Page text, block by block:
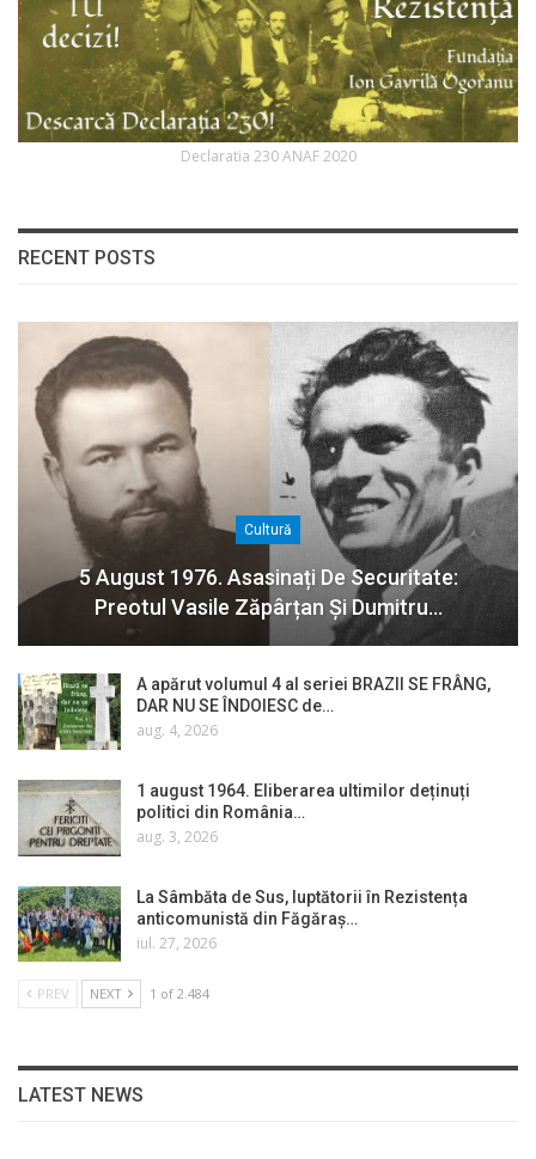
Declaratia 230 ANAF 2020
RECENT POSTS
Cultură
5 August 1976. Asasinați De Securitate:
Preotul Vasile Zăpârțan Și Dumitru…
A apărut volumul 4 al seriei BRAZII SE FRÂNG,
DAR NU SE ÎNDOIESC de…
aug. 4, 2026
1 august 1964. Eliberarea ultimilor deținuți
politici din România…
aug. 3, 2026
La Sâmbăta de Sus, luptătorii în Rezistența
anticomunistă din Făgăraș…
iul. 27, 2026
PREV NEXT 1 of 2.484
LATEST NEWS